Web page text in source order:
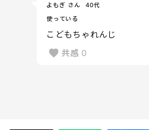
よもぎ さん
40代
使っている
こどもちゃれんじ
共感 0